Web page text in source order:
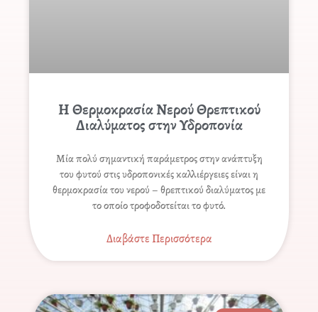
Η Θερμοκρασία Νερού Θρεπτικού
Διαλύματος στην Υδροπονία
Μία πολύ σημαντική παράμετρος στην ανάπτυξη
του φυτού στις υδροπονικές καλλιέργειες είναι η
θερμοκρασία του νερού – θρεπτικού διαλύματος με
το οποίο τροφοδοτείται το φυτό.
Διαβάστε Περισσότερα